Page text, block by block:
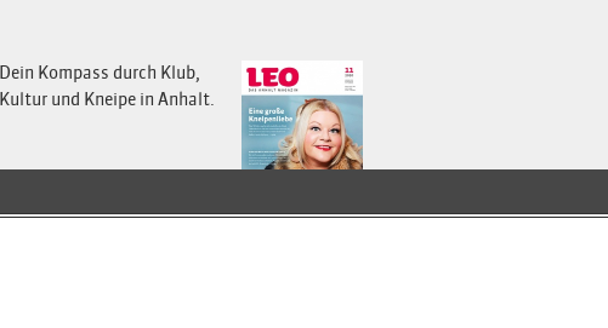
Dein Kompass durch Klub,
Kultur und Kneipe in Anhalt.